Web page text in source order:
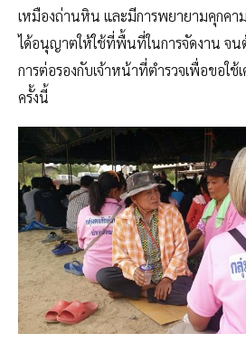
เหมืองถ่านหิน และมีการพยายามคุกคา
ได้อนุญาตให้ใช้ที่พื้นที่ในการจัดงาน จ
การต่อรองกับเจ้าหน้าที่ตำรวจเพื่อขอใช้เ
ครั้งนี้